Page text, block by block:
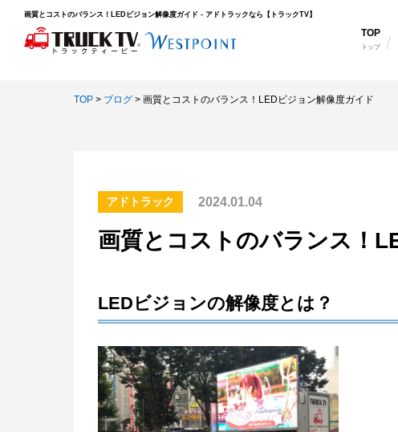
画質とコストのバランス！LEDビジョン解像度ガイド - アドトラックなら【トラックTV】
TOP
トップ
TOP > ブログ > 画質とコストのバランス！LEDビジョン解像度ガイド
アドトラック 2024.01.04
画質とコストのバランス！
LEDビジョンの解像度とは？